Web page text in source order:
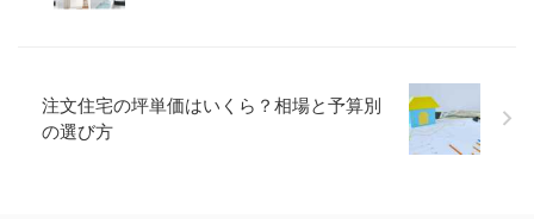
注文住宅の坪単価はいくら？相場と予算別
の選び方